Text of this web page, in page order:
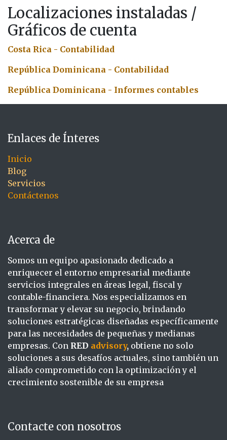
Localizaciones instaladas /
Gráficos de cuenta
Costa Rica - Contabilidad
República Dominicana - Contabilidad
República Dominicana - Informes contables
Enlaces de Ínteres
Inicio
Blog
Servicios
Contáctenos
Acerca de
Somos un equipo apasionado dedicado a
enriquecer el entorno empresarial mediante
servicios integrales en áreas legal, fiscal y
contable-financiera. Nos especializamos en
transformar y elevar su negocio, brindando
soluciones estratégicas diseñadas específicamente
para las necesidades de pequeñas y medianas
empresas. Con RED advisory, obtiene no solo
soluciones a sus desafíos actuales, sino también un
aliado comprometido con la optimización y el
crecimiento sostenible de su empresa
Contacte con nosotros